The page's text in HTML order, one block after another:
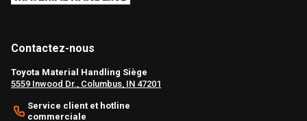
Contactez-nous
Toyota Material Handling Siège
5559 Inwood Dr., Columbus, IN 47201
Service client et hotline
commerciale